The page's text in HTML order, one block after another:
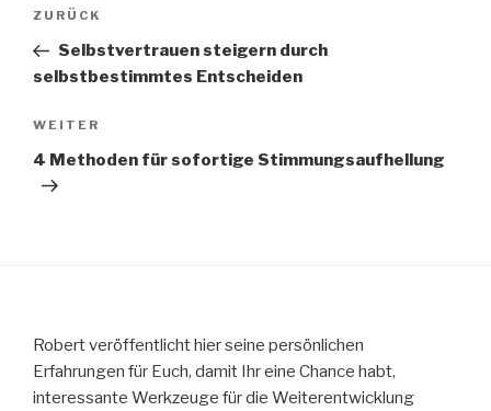
Vorheriger
Beitrag
ZURÜCK
Selbstvertrauen steigern durch
selbstbestimmtes Entscheiden
Nächster
Beitrag
WEITER
4 Methoden für sofortige Stimmungsaufhellung
Robert veröffentlicht hier seine persönlichen
Erfahrungen für Euch, damit Ihr eine Chance habt,
interessante Werkzeuge für die Weiterentwicklung